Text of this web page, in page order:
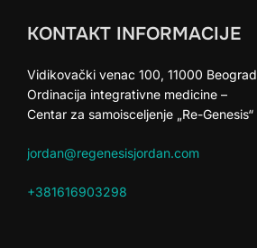
KONTAKT INFORMACIJE
Vidikovački venac 100, 11000 Beograd
Ordinacija integrativne medicine –
Centar za samoisceljenje „Re-Genesis“
jordan@regenesisjordan.com
+381616903298